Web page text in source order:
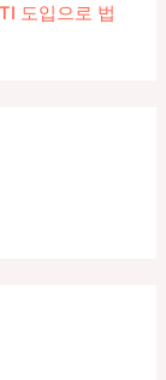
도입으로 법